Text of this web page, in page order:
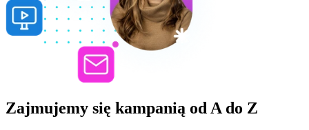
Zajmujemy się kampanią od A do Z